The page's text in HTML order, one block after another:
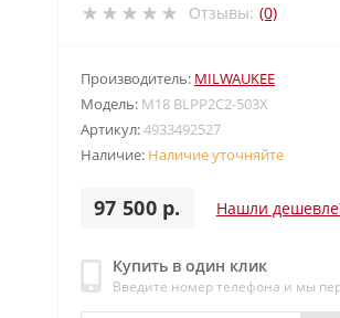
Отзывы: (0)
Производитель: MILWAUKEE
Модель: M18 BLPP2C2-503X
Артикул:4933492527
Наличие: Наличие уточняйте
97 500 р. Нашли
Купить в один клик
Введите номер телефона и мы